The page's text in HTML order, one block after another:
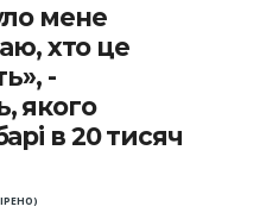
мене
хто це
-
якого
в 20 тисяч